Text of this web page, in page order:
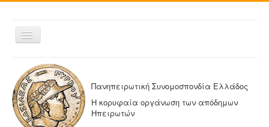
Εναλλαγή
πλοήγησης
ΑΡΧΙΚΗ
Η ΠΑΝΗΠΕΙΡΩΤΙΚΗ
ΔΕΛΤΙΑ ΤΥΠΟΥ
ΑΔΕΛΦΟΤΗΤΕΣ-ΟΜΟΣΠΟΝΔΙΕΣ
Πανηπειρωτική Συνομοσπονδία Ελλάδος
Η κορυφαία οργάνωση των απόδημων
Ηπειρωτών